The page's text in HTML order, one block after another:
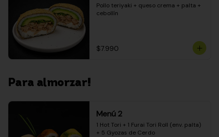
Pollo teriyaki + queso crema + palta +
cebollín
$7.990
Para almorzar!
Menú 2
1 Hot Tori + 1 Furai Tori Roll (env. palta)
+ 5 Gyozas de Cerdo